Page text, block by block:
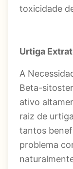
toxicidade
Urtiga
A
Beta-
ativo
raiz de
tantos
problema